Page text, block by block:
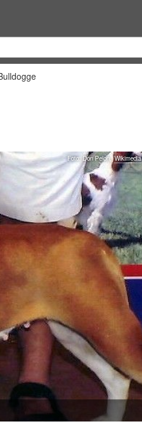
Foto: Don Pelon,